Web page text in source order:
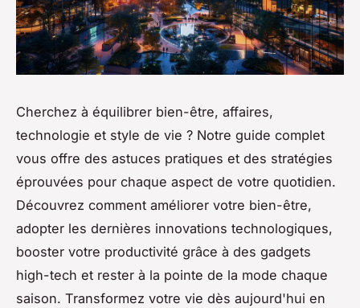
Cherchez à équilibrer bien-être, affaires,
technologie et style de vie ? Notre guide complet
vous offre des astuces pratiques et des stratégies
éprouvées pour chaque aspect de votre quotidien.
Découvrez comment améliorer votre bien-être,
adopter les dernières innovations technologiques,
booster votre productivité grâce à des gadgets
high-tech et rester à la pointe de la mode chaque
saison. Transformez votre vie dès aujourd'hui en